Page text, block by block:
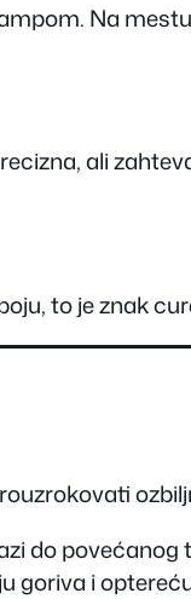
Na
ali
to je znak
do povećanog
goriva i